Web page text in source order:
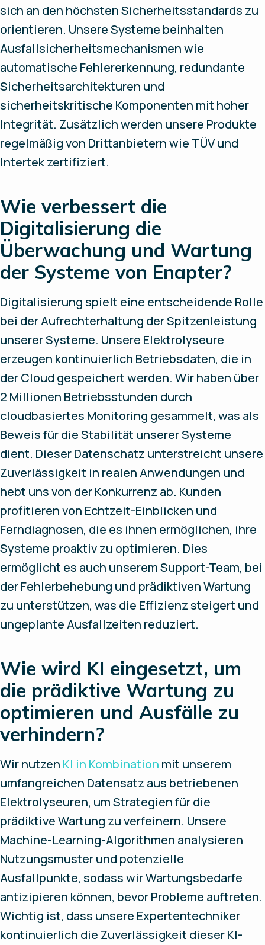
sich an den höchsten Sicherheitsstandards zu
orientieren. Unsere Systeme beinhalten
Ausfallsicherheitsmechanismen wie
automatische Fehlererkennung, redundante
Sicherheitsarchitekturen und
sicherheitskritische Komponenten mit hoher
Integrität. Zusätzlich werden unsere Produkte
regelmäßig von Drittanbietern wie TÜV und
Intertek zertifiziert.
Wie verbessert die
Digitalisierung die
Überwachung und Wartung
der Systeme von Enapter?
Digitalisierung spielt eine entscheidende Rolle
bei der Aufrechterhaltung der Spitzenleistung
unserer Systeme. Unsere Elektrolyseure
erzeugen kontinuierlich Betriebsdaten, die in
der Cloud gespeichert werden. Wir haben über
2 Millionen Betriebsstunden durch
cloudbasiertes Monitoring gesammelt, was als
Beweis für die Stabilität unserer Systeme
dient. Dieser Datenschatz unterstreicht unsere
Zuverlässigkeit in realen Anwendungen und
hebt uns von der Konkurrenz ab. Kunden
profitieren von Echtzeit-Einblicken und
Ferndiagnosen, die es ihnen ermöglichen, ihre
Systeme proaktiv zu optimieren. Dies
ermöglicht es auch unserem Support-Team, bei
der Fehlerbehebung und prädiktiven Wartung
zu unterstützen, was die Effizienz steigert und
ungeplante Ausfallzeiten reduziert.
Wie wird KI eingesetzt, um
die prädiktive Wartung zu
optimieren und Ausfälle zu
verhindern?
Wir nutzen KI in Kombination mit unserem
umfangreichen Datensatz aus betriebenen
Elektrolyseuren, um Strategien für die
prädiktive Wartung zu verfeinern. Unsere
Machine-Learning-Algorithmen analysieren
Nutzungsmuster und potenzielle
Ausfallpunkte, sodass wir Wartungsbedarfe
antizipieren können, bevor Probleme auftreten.
Wichtig ist, dass unsere Expertentechniker
kontinuierlich die Zuverlässigkeit dieser KI-